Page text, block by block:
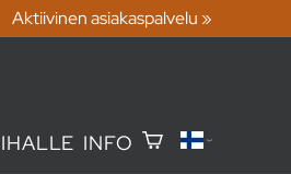
Aktiivinen asiakaspalvelu »
INFO